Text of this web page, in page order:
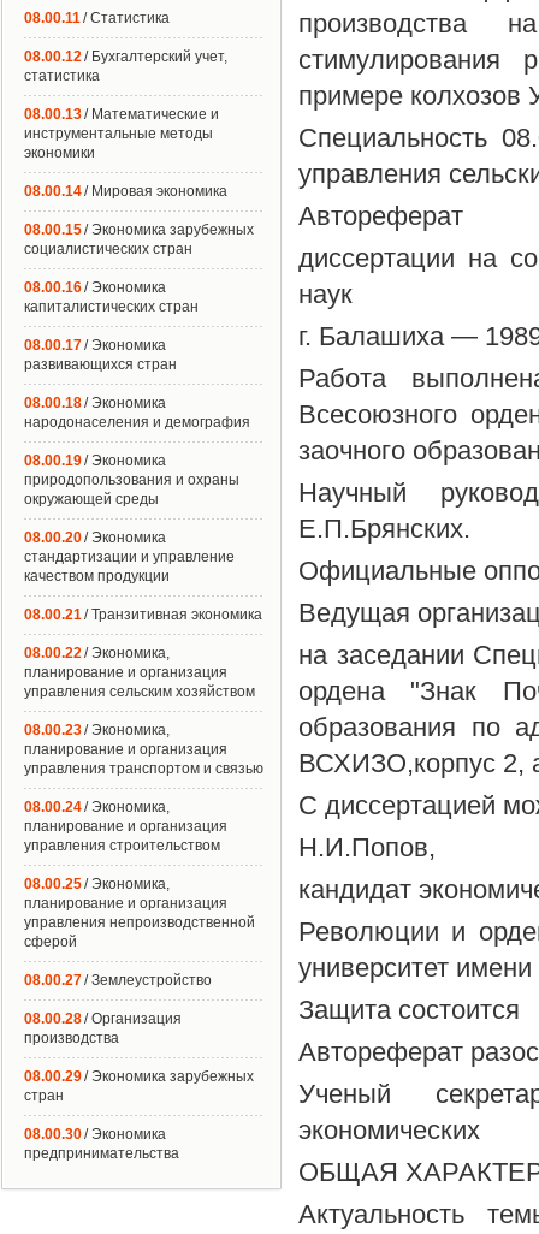
производства
стимулирования
примере
Специальность
управления
Автореферат
диссертации на
наук
г. Балашиха —
Работа
Всесоюзного
заочного
Научный
Е.П.Брянских.
Официальные
Ведущая
на заседании
ордена "Знак
образования по
ВСХИЗО,корпус 2,
С диссертацией
Н.И.Попов,
кандидат
Революции и
университет
Защита состоится
Автореферат
Ученый
экономических
ОБЩАЯ
Актуальность
08.00.11/ Статистика
08.00.12/ Бухгалтерский учет,
статистика
08.00.13/ Математические и
инструментальные методы
экономики
08.00.14/ Мировая экономика
08.00.15/ Экономика зарубежных
социалистических стран
08.00.16/ Экономика
капиталистических стран
08.00.17/ Экономика
развивающихся стран
08.00.18/ Экономика
народонаселения и демография
08.00.19/ Экономика
природопользования и охраны
окружающей среды
08.00.20/ Экономика
стандартизации и управление
качеством продукции
08.00.21/ Транзитивная экономика
08.00.22/ Экономика,
планирование и организация
управления сельским хозяйством
08.00.23/ Экономика,
планирование и организация
управления транспортом и связью
08.00.24/ Экономика,
планирование и организация
управления строительством
08.00.25/ Экономика,
планирование и организация
управления непроизводственной
сферой
08.00.27/ Землеустройство
08.00.28/ Организация
производства
08.00.29/ Экономика зарубежных
стран
08.00.30/ Экономика
предпринимательства